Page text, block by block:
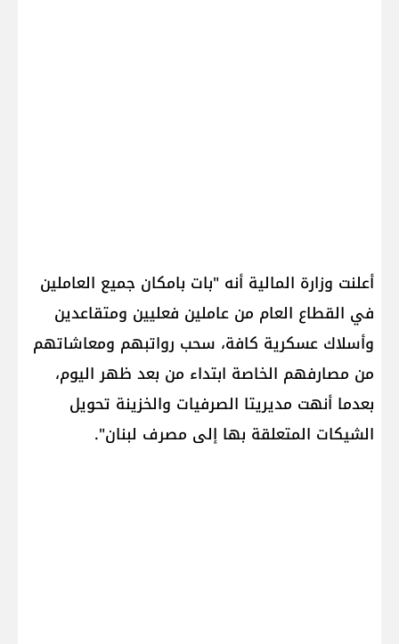
أعلنت وزارة المالية أنه "بات بامكان جميع العاملين
في القطاع العام من عاملين فعليين ومتقاعدين
وأسلاك عسكرية كافة، سحب رواتبهم ومعاشاتهم
من مصارفهم الخاصة ابتداء من بعد ظهر اليوم،
بعدما أنهت مديريتا الصرفيات والخزينة تحويل
الشيكات المتعلقة بها إلى مصرف لبنان".